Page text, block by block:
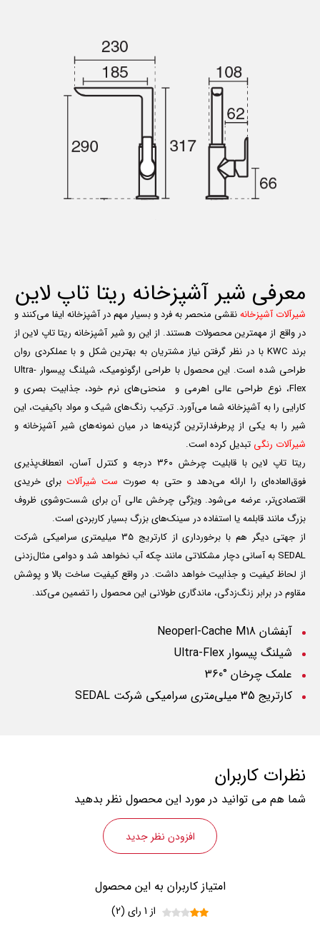
معرفی شیر آشپزخانه ریتا تاپ لاین
شیرآلات آشپزخانهنقشی منحصر به فرد و بسیار مهم در آشپزخانه ایفا می‌کنند و
در واقع از مهمترین محصولات هستند. از این رو شیر آشپزخانه ریتا تاپ لاین از
برند KWC با در نظر گرفتن نیاز مشتریان به بهترین شکل و با عملکردی روان
طراحی شده است. این محصول با طراحی ارگونومیک، شیلنگ پیسوار Ultra-
Flex، نوع طراحی عالی اهرمی و منحنی‌های نرم خود، جذابیت بصری و
کارایی را به آشپزخانه شما می‌آورد. ترکیب رنگ‌های شیک و مواد باکیفیت، این
شیر را به یکی از پرطرفدارترین گزینه‌ها در میان نمونه‌های شیر آشپزخانه و
شیرآلات رنگی تبدیل کرده است.
ریتا تاپ لاین با قابلیت چرخش ۳۶۰ درجه و کنترل آسان، انعطاف‌پذیری
فوق‌العاده‌ای را ارائه می‌دهد و حتی به صورت ست شیرآلات برای خریدی
اقتصادی‌تر، عرضه می‌شود. ویژگی چرخش عالی آن برای شست‌وشوی ظروف
بزرگ مانند قابلمه یا استفاده در سینک‌های بزرگ بسیار کاربردی است.
از جهتی دیگر هم با برخورداری از کارتریج 35 میلیمتری سرامیکی شرکت
SEDAL به آسانی دچار مشکلاتی مانند چکه آب نخواهد شد و دوامی مثال‌زدنی
از لحاظ کیفیت و جذابیت خواهد داشت. در واقع کیفیت ساخت بالا و پوشش
مقاوم در برابر زنگ‌زدگی، ماندگاری طولانی این محصول را تضمین می‌کند.
آبفشان Neoperl-Cache M18
شیلنگ پیسوار Ultra-Flex
علمک چرخان °360
کارتریج 35 میلی‌متری سرامیکی شرکت
SEDAL
نظرات کاربران
شما هم می توانید در مورد این محصول نظر بدهید
افزودن نظر جدید
امتیاز کاربران به این محصول
از 1 رای (2)